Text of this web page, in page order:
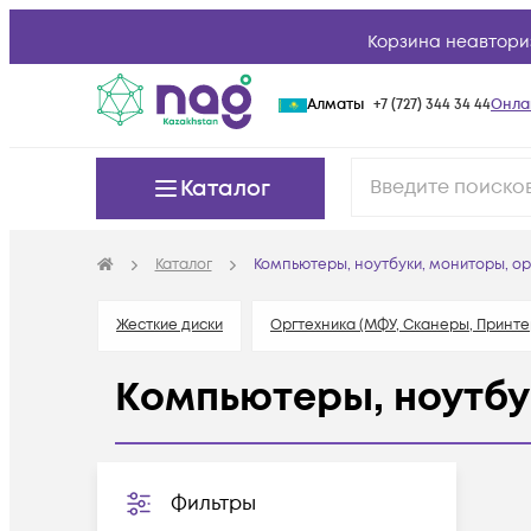
Корзина
Алматы +7 (727) 344 34 44
Каталог
Каталог Компьютеры, ноутбуки, мониторы,
Жесткие диски Оргтехника (МФУ, Сканеры,
Компьютеры,
Фильтры